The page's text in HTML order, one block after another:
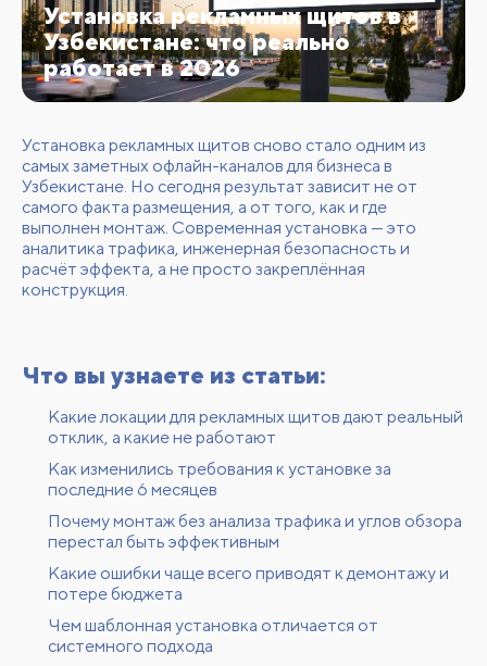
Установка рекламных щитов в
Узбекистане: что реально
работает в 2026
Установка рекламных щитов сново стало одним из
самых заметных офлайн-каналов для бизнеса в
Узбекистане. Но сегодня результат зависит не от
самого факта размещения, а от того, как и где
выполнен монтаж. Современная установка — это
аналитика трафика, инженерная безопасность и
расчёт эффекта, а не просто закреплённая
конструкция.
Что вы узнаете из статьи:
Какие локации для рекламных щитов дают реальный
отклик, а какие не работают
Как изменились требования к установке за
последние 6 месяцев
Почему монтаж без анализа трафика и углов обзора
перестал быть эффективным
Какие ошибки чаще всего приводят к демонтажу и
потере бюджета
Чем шаблонная установка отличается от
системного подхода